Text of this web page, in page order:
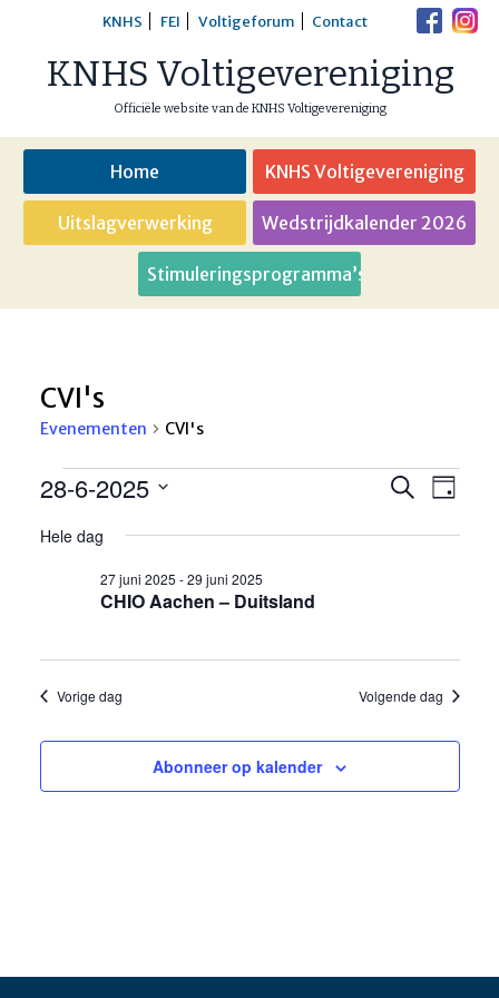
content
KNHS FEI Voltigeforum Contact
KNHS Voltigevereniging
Officiële website van de KNHS Voltigevereniging
Home KNHS Voltigevereniging
Uitslagverwerking Wedstrijdkalender 2026
Stimuleringsprogramma’s
CVI's
Evenementen CVI's
Evenementen
in
Zoeken
Zoeken
Dag
28-6-2025
een
Hele dag
CHIO Aachen – Duitsland
27 juni 2025 -29 juni 2025
Vorige dag Volgende dag
Abonneer op kalender